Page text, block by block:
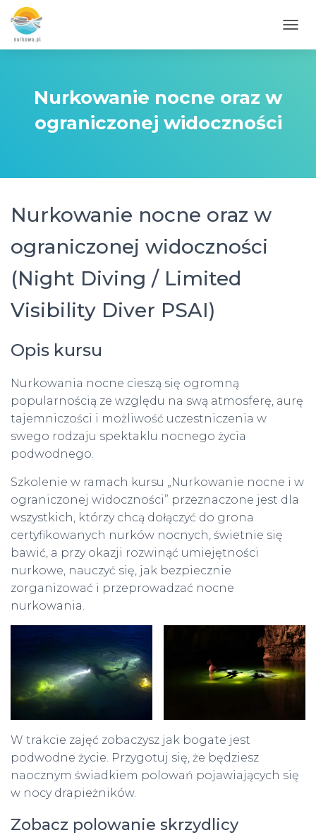
Nurkowanie nocne oraz w
ograniczonej widoczności
Nurkowanie nocne oraz w
ograniczonej widoczności
(Night Diving / Limited
Visibility Diver PSAI)
Opis kursu
Nurkowania nocne cieszą się ogromną
popularnością ze względu na swą atmosferę, aurę
tajemniczości i możliwość uczestniczenia w
swego rodzaju spektaklu nocnego życia
podwodnego.
Szkolenie w ramach kursu „Nurkowanie nocne i w
ograniczonej widoczności” przeznaczone jest dla
wszystkich, którzy chcą dołączyć do grona
certyfikowanych nurków nocnych, świetnie się
bawić, a przy okazji rozwinąć umiejętności
nurkowe, nauczyć się, jak bezpiecznie
zorganizować i przeprowadzać nocne
nurkowania.
W trakcie zajęć zobaczysz jak bogate jest
podwodne życie. Przygotuj się, że będziesz
naocznym świadkiem polowań pojawiających się
w nocy drapieżników.
Zobacz polowanie skrzydlicy